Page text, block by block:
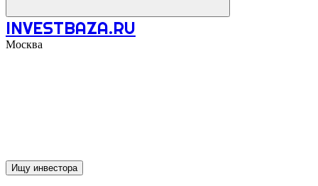
INVESTBAZA.RU
Москва
Ищу инвестора